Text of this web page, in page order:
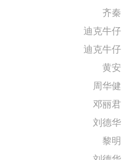
齐秦
迪克牛仔
迪克牛仔
黄安
周华健
邓丽君
刘德华
黎明